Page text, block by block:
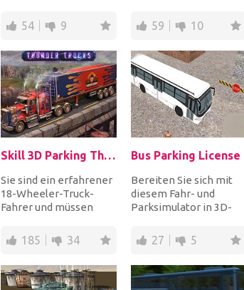
Tritt in Einzelrennen
g...
54 9
Gegenstände am
Zielort zu lie...
59 10
Skill 3D Parking Thunder Trucks
Sie sind ein erfahrener
18-Wheeler-Truck-
Fahrer und müssen
Truck fahren, so...
185 34
Bus Parking License
Bereiten Sie sich mit
diesem Fahr- und
Parksimulator in 3D-
Bus-Führerscheintest
v...
27 5